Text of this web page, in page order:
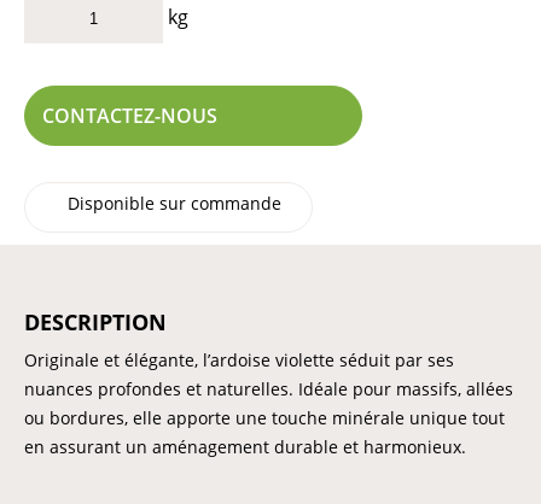
kg
CONTACTEZ-NOUS
Disponible sur commande
DESCRIPTION
Originale et élégante, l’ardoise violette séduit par ses
nuances profondes et naturelles. Idéale pour massifs, allées
ou bordures, elle apporte une touche minérale unique tout
en assurant un aménagement durable et harmonieux.